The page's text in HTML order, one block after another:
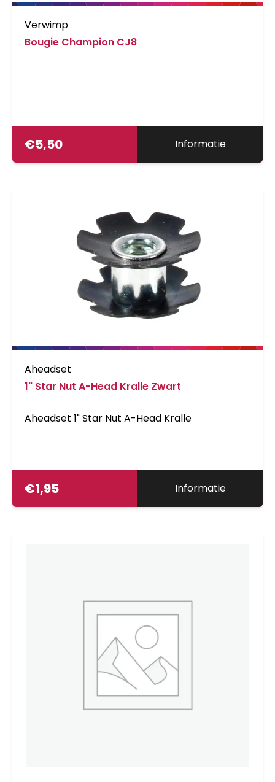
Verwimp
Bougie Champion CJ8
€5,50 Informatie
Aheadset
1" Star Nut A-Head Kralle Zwart
Aheadset 1" Star Nut A-Head Kralle
€1,95 Informatie